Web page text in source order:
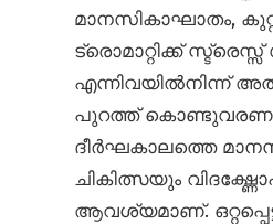
മാനസികാഘാതം,
ട്രൊമാറ്റിക്ക്
എന്നിവയിൽനിന്ന്
പുറത്ത്
ദീർഘകാലത്തെ
ചികിത്സയും
ആവശ്യമാണ്.